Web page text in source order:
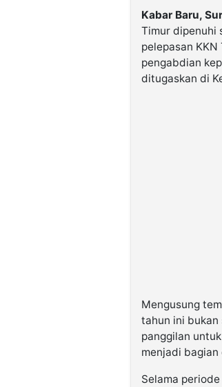
Kabar Baru,
Timur dipenuhi
pelepasan
pengabdian
ditugaskan di
Mengusung
tahun ini bukan
panggilan
menjadi
Selama